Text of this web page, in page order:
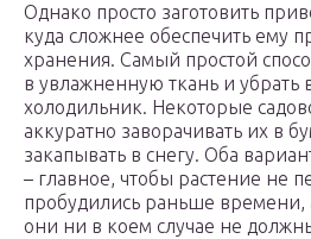
Однако просто заготовить
куда сложнее обеспечить ему
хранения. Самый простой
в увлажненную ткань и убрать
холодильник. Некоторые
аккуратно заворачивать их в
закапывать в снегу. Оба
– главное, чтобы растение не
пробудились раньше времени,
они ни в коем случае не